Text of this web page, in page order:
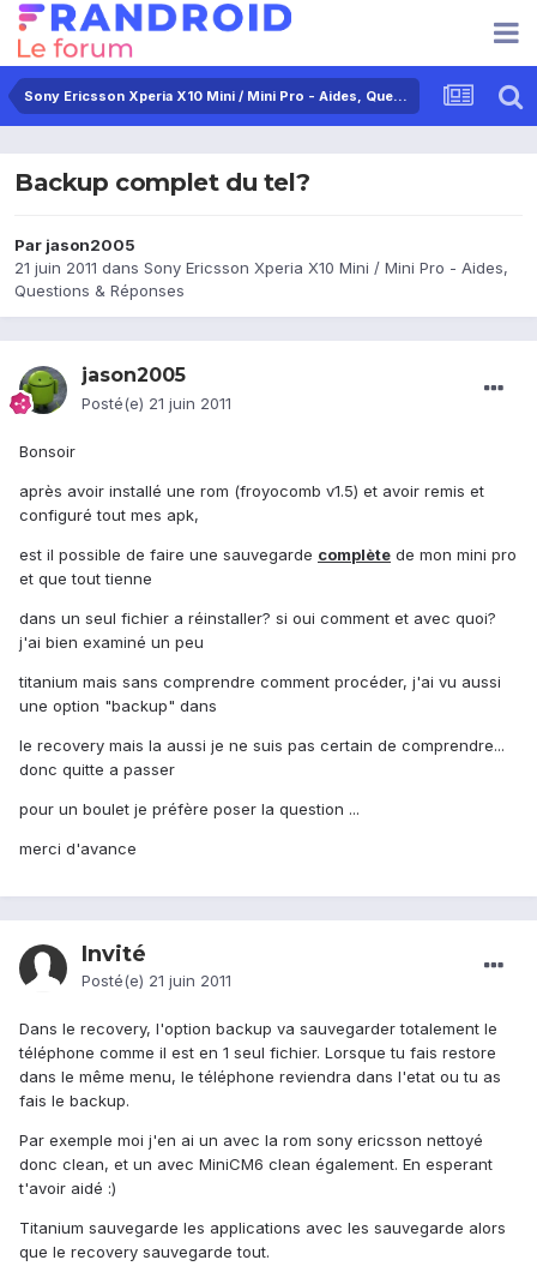
Sony Ericsson Xperia X10 Mini / Mini Pro - Aides, Questions & Réponses
Backup complet du tel?
Par jason2005
21 juin 2011 dans Sony Ericsson Xperia X10 Mini / Mini Pro - Aides,
Questions & Réponses
jason2005
Posté(e) 21 juin 2011
Bonsoir
après avoir installé une rom (froyocomb v1.5) et avoir remis et
configuré tout mes apk,
est il possible de faire une sauvegarde complète de mon mini pro
et que tout tienne
dans un seul fichier a réinstaller? si oui comment et avec quoi?
j'ai bien examiné un peu
titanium mais sans comprendre comment procéder, j'ai vu aussi
une option "backup" dans
le recovery mais la aussi je ne suis pas certain de comprendre...
donc quitte a passer
pour un boulet je préfère poser la question ...
merci d'avance
Invité
Posté(e) 21 juin 2011
Dans le recovery, l'option backup va sauvegarder totalement le
téléphone comme il est en 1 seul fichier. Lorsque tu fais restore
dans le même menu, le téléphone reviendra dans l'etat ou tu as
fais le backup.
Par exemple moi j'en ai un avec la rom sony ericsson nettoyé
donc clean, et un avec MiniCM6 clean également. En esperant
t'avoir aidé :)
Titanium sauvegarde les applications avec les sauvegarde alors
que le recovery sauvegarde tout.